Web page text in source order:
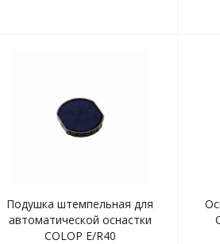
Подушка штемпельная для
автоматической оснастки
COLOP E/R40